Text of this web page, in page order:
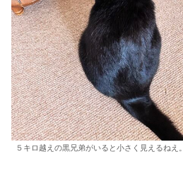
５キロ越えの黒兄弟がいると小さく見えるねえ。